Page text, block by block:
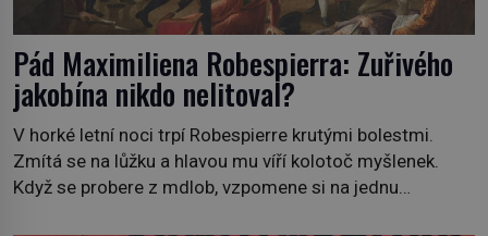
Pád Maximiliena Robespierra: Zuřivého
jakobína nikdo nelitoval?
V horké letní noci trpí Robespierre krutými bolestmi.
Zmítá se na lůžku a hlavou mu víří kolotoč myšlenek.
Když se probere z mdlob, vzpomene si na jednu